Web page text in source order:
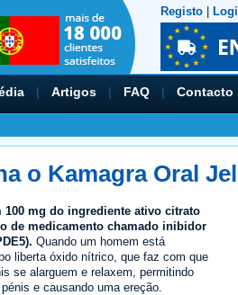
Registo
| Artigos | FAQ | Contacto
o Kamagra Oral
100 mg do ingrediente ativo citrato
de medicamento chamado inibidor
Quando um homem está
liberta óxido nítrico, que faz com que
se alarguem e relaxem, permitindo
e causando uma ereção.